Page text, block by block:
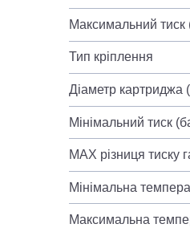
Максимальний тиск
Тип кріплення
Діаметр картриджа
Мінімальний тиск
MAX різниця тиску
Мінімальна
Максимальна